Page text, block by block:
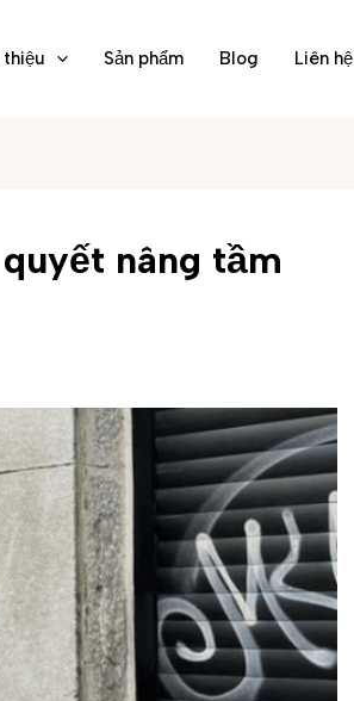
Sản phẩm Blog Liên hệ
nâng tầm